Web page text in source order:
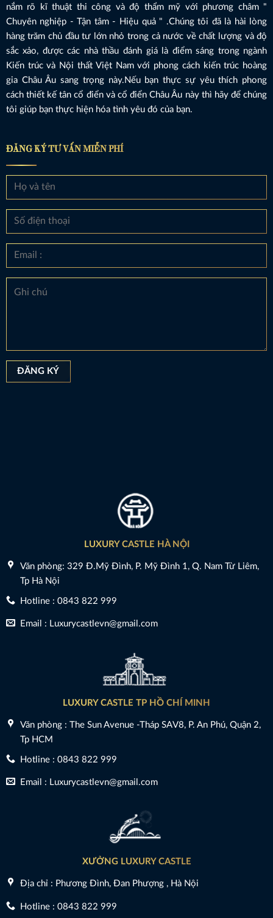
nắm rõ kĩ thuật thi công và độ thẩm mỹ với phương châm "
Chuyên nghiệp - Tận tâm - Hiệu quả " .Chúng tôi đã là hài lòng
hàng trăm chủ đầu tư lớn nhỏ trong cả nước về chất lượng và độ
sắc xảo, được các nhà thầu đánh giá là điểm sáng trong ngành
Kiến trúc và Nội thất Việt Nam với phong cách kiến trúc hoàng
gia Châu Âu sang trọng này.Nếu bạn thực sự yêu thích phong
cách thiết kế tân cổ điển và cổ điển Châu Âu này thì hãy để chúng
tôi giúp bạn thực hiện hóa tình yêu đó của bạn.
ĐĂNG KÝ TƯ VẤN MIỄN PHÍ
LUXURY CASTLE HÀ NỘI
Văn phòng: 329 Đ.Mỹ Đình, P. Mỹ Đình 1, Q. Nam Từ Liêm,
Tp Hà Nội
Hotline : 0843 822 999
Email : Luxurycastlevn@gmail.com
LUXURY CASTLE TP HỒ CHÍ MINH
Văn phòng : The Sun Avenue -Tháp SAV8, P. An Phú, Quận 2,
Tp HCM
Hotline : 0843 822 999
Email : Luxurycastlevn@gmail.com
XƯỞNG LUXURY CASTLE
Địa chỉ : Phương Đình, Đan Phượng , Hà Nội
Hotline : 0843 822 999